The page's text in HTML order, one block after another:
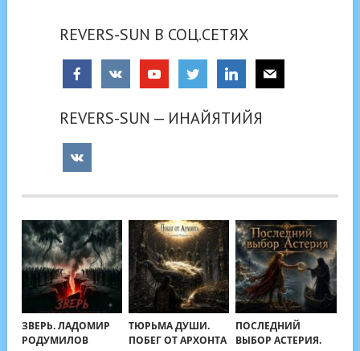
REVERS-SUN В СОЦ.СЕТЯХ
REVERS-SUN — ИНАЙЯТИЙЯ
ЗВЕРЬ. ЛАДОМИР
РОДУМИЛОВ
ТЮРЬМА ДУШИ.
ПОБЕГ ОТ АРХОНТА
ПОСЛЕДНИЙ
ВЫБОР АСТЕРИЯ.